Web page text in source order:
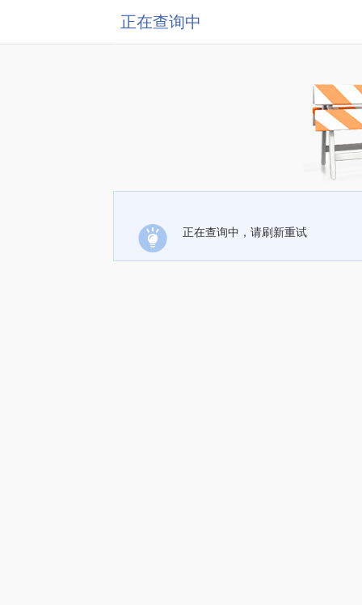
正在查询中
正在查询中，请刷新重试